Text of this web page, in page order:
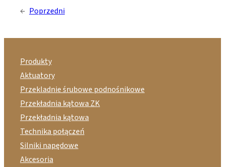
← Poprzedni
Produkty
Aktuatory
Przekladnie śrubowe podnośnikowe
Przekładnia kątowa ZK
Przekładnia kątowa
Technika połączeń
Silniki napędowe
Akcesoria